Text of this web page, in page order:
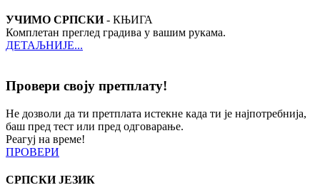
УЧИМО СРПСКИ- КЊИГА
Комплетан преглед градива у вашим рукама.
ДЕТАЉНИЈЕ...
Провери своју претплату!
Не дозволи да ти претплата истекне када ти је најпотребнија,
баш пред тест или пред одговарање.
Реагуј на време!
ПРОВЕРИ
СРПСКИ ЈЕЗИК